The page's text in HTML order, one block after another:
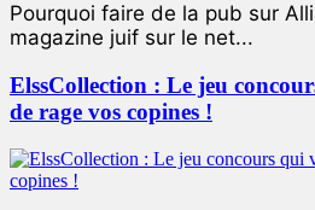
Pourquoi faire de la pub sur
magazine juif sur le net...
ElssCollection : Le jeu
de rage vos copines !